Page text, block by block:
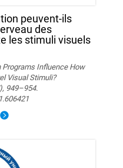
peuvent-ils
des
les stimuli visuels
Programs Influence How
Visual Stimuli?
949–954.